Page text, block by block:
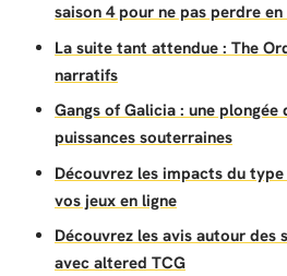
saison 4 pour ne pas perdre
La suite tant attendue : The
narratifs
Gangs of Galicia : une plongée
puissances souterraines
Découvrez les impacts du
vos jeux en ligne
Découvrez les avis autour
avec altered TCG